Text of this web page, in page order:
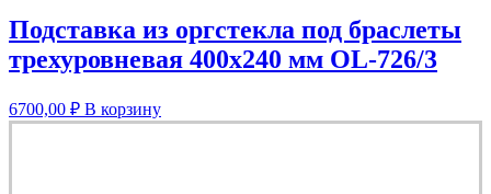
Подставка из оргстекла под браслеты
трехуровневая 400х240 мм OL-726/3
6700,00 ₽ В корзину